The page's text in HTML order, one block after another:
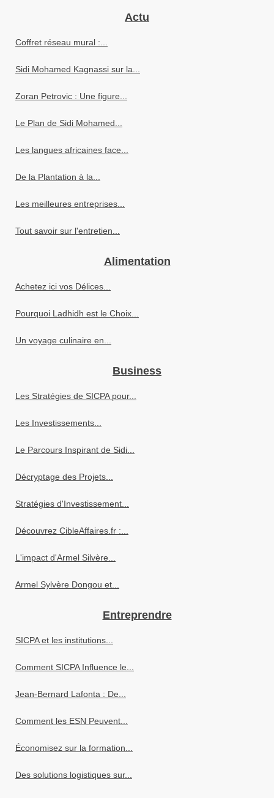
Actu
Coffret réseau mural :...
Sidi Mohamed Kagnassi sur la...
Zoran Petrovic : Une figure...
Le Plan de Sidi Mohamed...
Les langues africaines face...
De la Plantation à la...
Les meilleures entreprises...
Tout savoir sur l'entretien...
Alimentation
Achetez ici vos Délices...
Pourquoi Ladhidh est le Choix...
Un voyage culinaire en...
Business
Les Stratégies de SICPA pour...
Les Investissements...
Le Parcours Inspirant de Sidi...
Décryptage des Projets...
Stratégies d'Investissement...
Découvrez CibleAffaires.fr :...
L'impact d'Armel Silvère...
Armel Sylvère Dongou et...
Entreprendre
SICPA et les institutions...
Comment SICPA Influence le...
Jean-Bernard Lafonta : De...
Comment les ESN Peuvent...
Économisez sur la formation...
Des solutions logistiques sur...